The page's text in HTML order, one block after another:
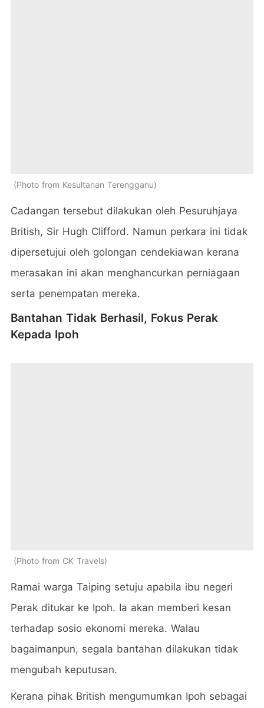
Photo from Kesultanan Terengganu
Cadangan tersebut dilakukan oleh Pesuruhjaya
British, Sir Hugh Clifford. Namun perkara ini tidak
dipersetujui oleh golongan cendekiawan kerana
merasakan ini akan menghancurkan perniagaan
serta penempatan mereka.
Bantahan Tidak Berhasil, Fokus Perak
Kepada Ipoh
Photo from CK Travels
Ramai warga Taiping setuju apabila ibu negeri
Perak ditukar ke Ipoh. Ia akan memberi kesan
terhadap sosio ekonomi mereka. Walau
bagaimanpun, segala bantahan dilakukan tidak
mengubah keputusan.
Kerana pihak British mengumumkan Ipoh sebagai